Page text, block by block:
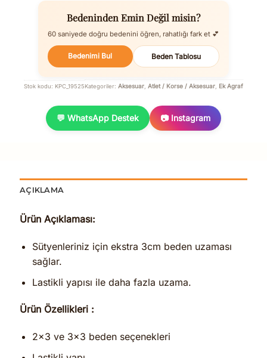
Bedeninden Emin Değil misin?
60 saniyede doğru bedenini öğren, rahatlığı fark et 💕
Bedenimi Bul Beden Tablosu
Stok kodu: KPC_19525Kategoriler: Aksesuar, Atlet / Korse / Aksesuar, Ek Agraf
💬 WhatsApp Destek 📷 Instagram
AÇIKLAMA
Ürün Açıklaması:
Sütyenleriniz için ekstra 3cm beden uzaması
sağlar.
Lastikli yapısı ile daha fazla uzama.
Ürün Özellikleri :
2×3 ve 3×3 beden seçenekleri